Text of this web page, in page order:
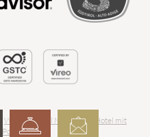
Wellnesshotel Meransen
Hotel mit